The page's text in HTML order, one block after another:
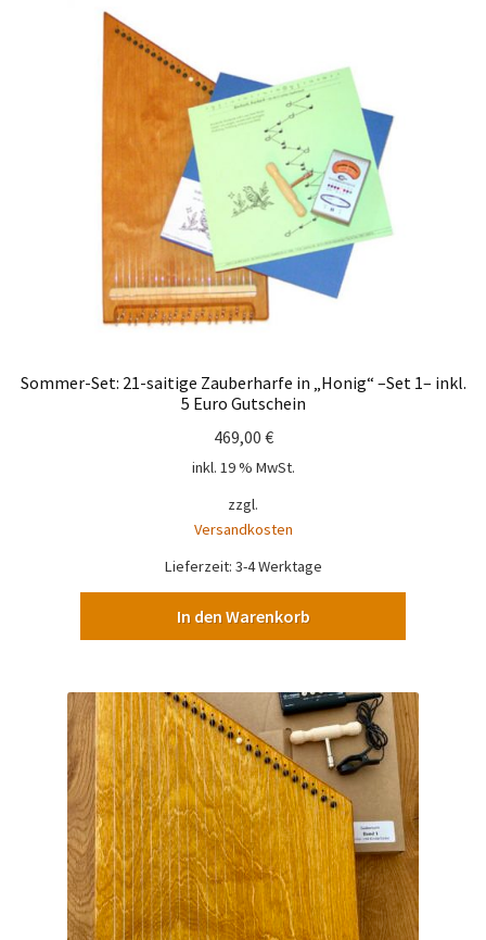
Sommer-Set: 21-saitige Zauberharfe in „Honig“ –Set 1– inkl.
5 Euro Gutschein
469,00 €
inkl. 19 % MwSt.
zzgl.
Versandkosten
Lieferzeit: 3-4 Werktage
In den Warenkorb